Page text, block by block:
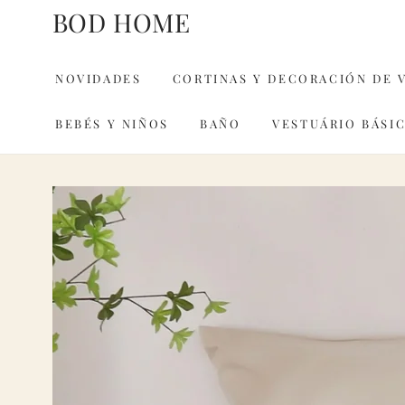
IR AL
CONTENIDO
BOD HOME
NOVIDADES CORTINAS Y DECORACIÓN DE
BEBÉS Y NIÑOS BAÑO VESTUÁRIO
IR A LA INFORMACIÓN
DEL PRODUCTO